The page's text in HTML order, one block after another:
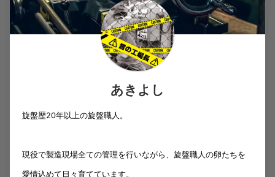
あきよし
旋盤歴20年以上の旋盤職人。
現役で製造現場全ての管理を行いながら、旋盤職人の卵たちを
愛情込めて日々育てています。